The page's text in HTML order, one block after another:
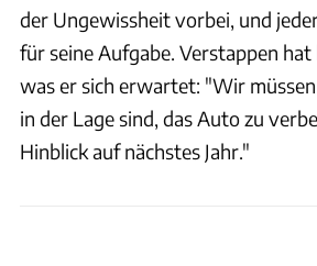
der Ungewissheit vorbei, und
für seine Aufgabe. Verstappen
was er sich erwartet: "Wir
in der Lage sind, das Auto zu
Hinblick auf nächstes Jahr."